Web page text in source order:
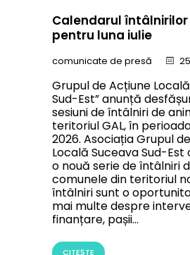
Calendarul
pentru luna iulie
comunicate de presă
Grupul de Acțiune
Sud-Est” anunță
sesiuni de întâlniri de
teritoriul GAL, în
2026. Asociația Grupul
Locală Suceava Sud-Est
o nouă serie de întâlniri
comunele din teritoriul
întâlniri sunt o
mai multe despre
finanțare, pașii…
CITEȘTE